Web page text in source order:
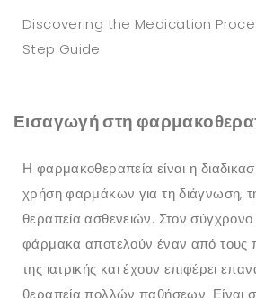
Discovering the Medication
Step Guide
Εισαγωγή στη
Η φαρμακοθεραπεία είναι η
χρήση φαρμάκων για τη διάγνωση,
θεραπεία ασθενειών. Στον
φάρμακα αποτελούν έναν από τους
της ιατρικής και έχουν επιφέρει
θεραπεία πολλών παθήσεων. Είναι